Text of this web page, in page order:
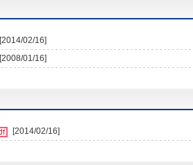
[2014/02/16]
[2008/01/16]
[2014/02/16]